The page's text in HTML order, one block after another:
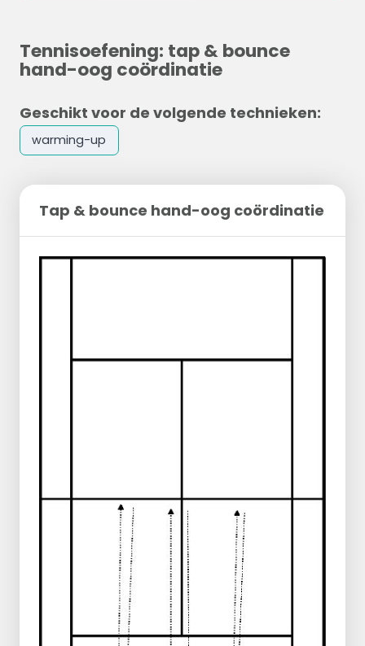
Tennisoefening: tap & bounce
hand-oog coördinatie
Geschikt voor de volgende technieken:
warming-up
Tap & bounce hand-oog coördinatie